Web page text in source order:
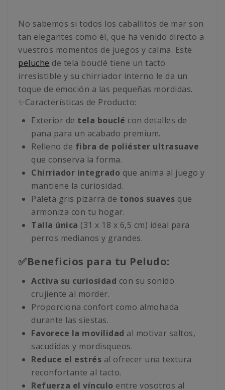
No sabemos si todos los caballitos de mar son
tan elegantes como él, que ha venido directo a
vuestros momentos de juegos y calma. Este
peluche de tela bouclé tiene un tacto
irresistible y su chirriador interno le da un
toque de emoción a las pequeñas mordidas.
✨Características de Producto:
Exterior de tela bouclé con detalles de
pana para un acabado premium.
Relleno de fibra de poliéster ultrasuave
que conserva la forma.
Chirriador integrado que anima al juego y
mantiene la curiosidad.
Paleta gris pizarra de tonos suaves que
armoniza con tu hogar.
Talla única (31 x 18 x 6,5 cm) ideal para
perros medianos y grandes.
✅Beneficios para tu Peludo:
Activa su curiosidad con su sonido
crujiente al morder.
Proporciona confort como almohada
durante las siestas.
Favorece la movilidad al motivar saltos,
sacudidas y mordisqueos.
Reduce el estrés al ofrecer una textura
reconfortante al tacto.
Refuerza el vínculo entre vosotros al